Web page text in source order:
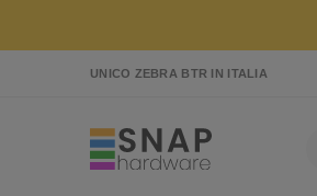
UNICO ZEBRA BTR IN ITALIA